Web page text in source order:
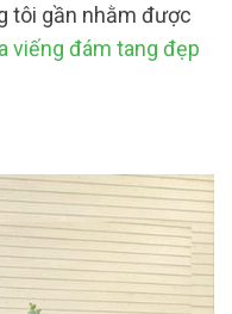
tôi gần nhằm được
viếng đám tang đẹp